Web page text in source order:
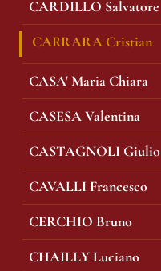
CARDILLO Salvatore
CARRARA Cristian
CASA' Maria Chiara
CASESA Valentina
CASTAGNOLI Giulio
CAVALLI Francesco
CERCHIO Bruno
CHAILLY Luciano